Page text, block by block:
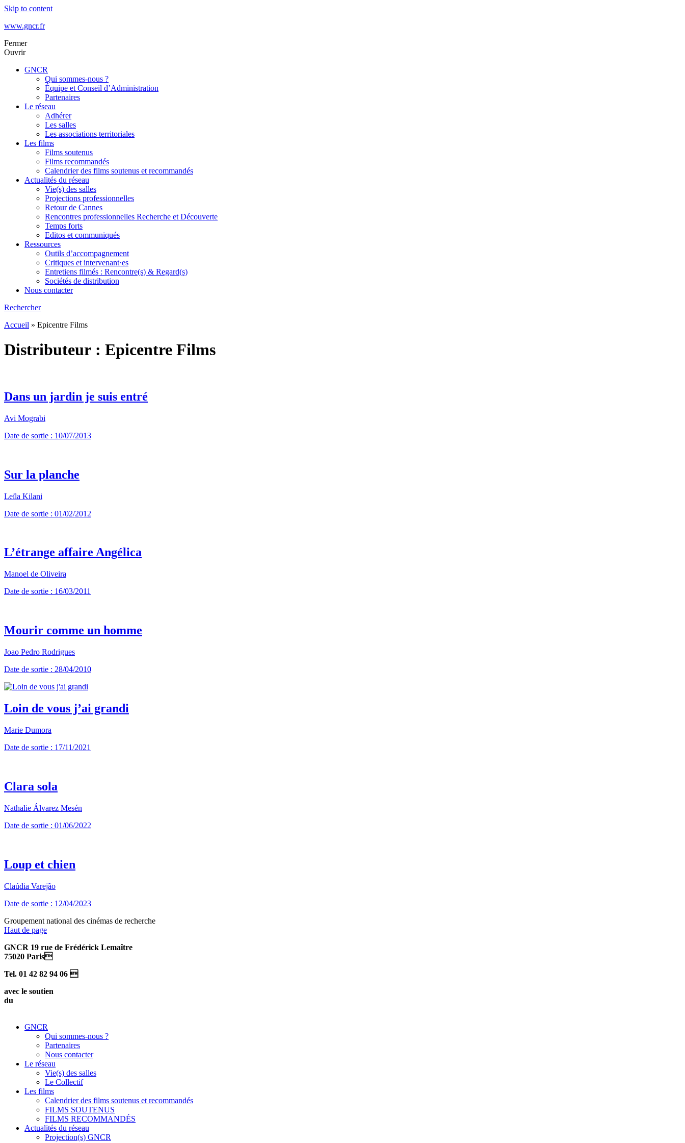
Skip to content
www.gncr.fr
Fermer
Ouvrir
GNCR
Qui sommes-nous ?
Équipe et Conseil d’Administration
Partenaires
Le réseau
Adhérer
Les salles
Les associations territoriales
Les films
Films soutenus
Films recommandés
Calendrier des films soutenus et recommandés
Actualités du réseau
Vie(s) des salles
Projections professionnelles
Retour de Cannes
Rencontres professionnelles Recherche et Découverte
Temps forts
Editos et communiqués
Ressources
Outils d’accompagnement
Critiques et intervenant·es
Entretiens filmés : Rencontre(s) & Regard(s)
Sociétés de distribution
Nous contacter
Rechercher
Accueil » Epicentre Films
Distributeur : Epicentre Films
Dans un jardin je suis entré
Avi Mograbi
Date de sortie : 10/07/2013
Sur la planche
Leïla Kilani
Date de sortie : 01/02/2012
L’étrange affaire Angélica
Manoel de Oliveira
Date de sortie : 16/03/2011
Mourir comme un homme
Joao Pedro Rodrigues
Date de sortie : 28/04/2010
Loin de vous j’ai grandi
Marie Dumora
Date de sortie : 17/11/2021
Clara sola
Nathalie Álvarez Mesén
Date de sortie : 01/06/2022
Loup et chien
Claúdia Varejão
Date de sortie : 12/04/2023
Groupement national des cinémas de recherche
Haut de page
GNCR 19 rue de Frédérick Lemaître
75020 Paris
Tel. 01 42 82 94 06 
avec le soutien
du
GNCR
Qui sommes-nous ?
Partenaires
Nous contacter
Le réseau
Vie(s) des salles
Le Collectif
Les films
Calendrier des films soutenus et recommandés
FILMS SOUTENUS
FILMS RECOMMANDÉS
Actualités du réseau
Projection(s) GNCR